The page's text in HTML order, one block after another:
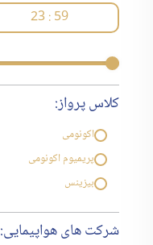
23 : 59
کلاس پرواز:
اکونومی
پریمیوم اکونومی
بیزینس
شرکت های هواپیمایی: